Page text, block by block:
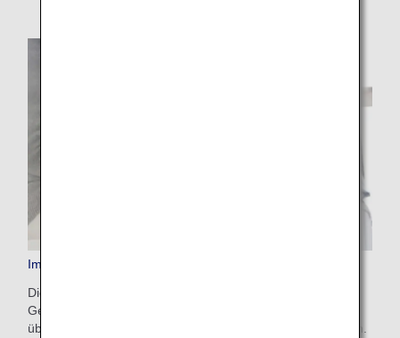
Im Voraus bezahltes Zusatzgepäck
Dies ist ein bequemer Service, mit dem Sie zusätzliche
Gebühren für Gepäck, das die Freigepäckgrenze
überschreitet, vorab auf der ANA-Website bezahlen können.